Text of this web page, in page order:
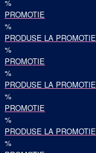
%
PROMOTIE
%
PRODUSE LA PROMOTIE
%
PROMOTIE
%
PRODUSE LA PROMOTIE
%
PROMOTIE
%
PRODUSE LA PROMOTIE
%